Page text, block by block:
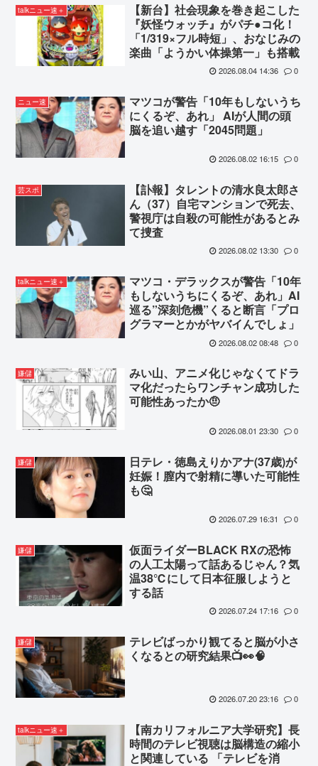
talkニュー速＋
【新台】社会現象を巻き起こした
『妖怪ウォッチ』がパチ●コ化！
「1/319×フル時短」、おなじみの
楽曲「ようかい体操第一」も搭載
2026.08.04 14:36 0
ニュー速
マツコが警告「10年もしないうち
にくるぞ、あれ」 AIが人間の頭
脳を追い越す「2045問題」
2026.08.02 16:15 0
芸スポ
【訃報】タレントの清水良太郎さ
ん（37）自宅マンションで死去、
警視庁は自殺の可能性があるとみ
て捜査
2026.08.02 13:30 0
talkニュー速＋
マツコ・デラックスが警告「10年
もしないうちにくるぞ、あれ」AI
巡る”深刻危機”くると断言「プロ
グラマーとかがヤバイんでしょ」
2026.08.02 08:48 0
嫌儲
みい山、アニメ化じゃなくてドラ
マ化だったらワンチャン成功した
可能性あったか🤨
2026.08.01 23:30 0
嫌儲
日テレ・徳島えりかアナ(37歳)が
妊娠！膣内で射精に導いた可能性
も🤔
2026.07.29 16:31 0
嫌儲
仮面ライダーBLACK RXの恐怖
の人工太陽って話あるじゃん？気
温38℃にして日本征服しようと
する話
2026.07.24 17:16 0
嫌儲
テレビばっかり観てると脳が小さ
くなるとの研究結果📺👀🧠
2026.07.20 23:16 0
talkニュー速＋
【南カリフォルニア大学研究】長
時間のテレビ視聴は脳構造の縮小
と関連している 「テレビを消